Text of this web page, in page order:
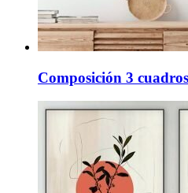
Composición 3